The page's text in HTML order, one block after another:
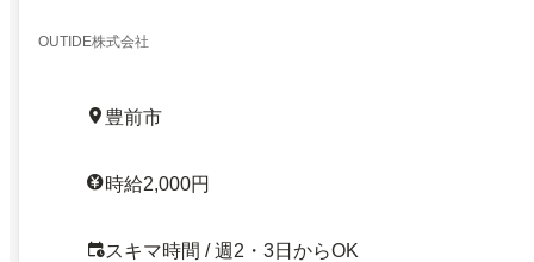
OUTIDE株式会社
豊前市
時給2,000円
スキマ時間 / 週2・3日からOK